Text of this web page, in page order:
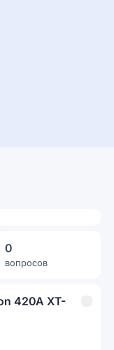
0
вопросов
420A XT-